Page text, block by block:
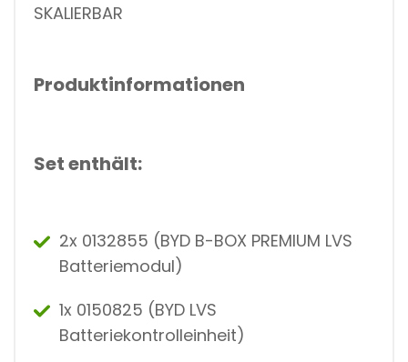
SKALIERBAR
Produktinformationen
Set enthält:
2x 0132855 (BYD B-BOX PREMIUM LVS
Batteriemodul)
1x 0150825 (BYD LVS
Batteriekontrolleinheit)